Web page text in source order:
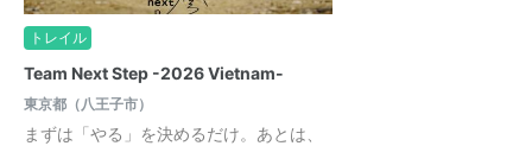
トレイル
Team Next Step -2026 Vietnam-
東京都（八王子市）
まずは「やる」を決めるだけ。あとは、